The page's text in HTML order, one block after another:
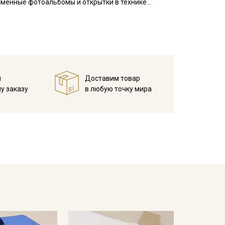
фотоальбомы и открытки в технике
заказу
Доставим товар
в любую точку мира